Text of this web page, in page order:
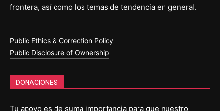
frontera, así como los temas de tendencia en general.
Public Ethics & Correction Policy
Public Disclosure of Ownership
DONACIONES
Tu apoyo es de suma importancia para que nuestro